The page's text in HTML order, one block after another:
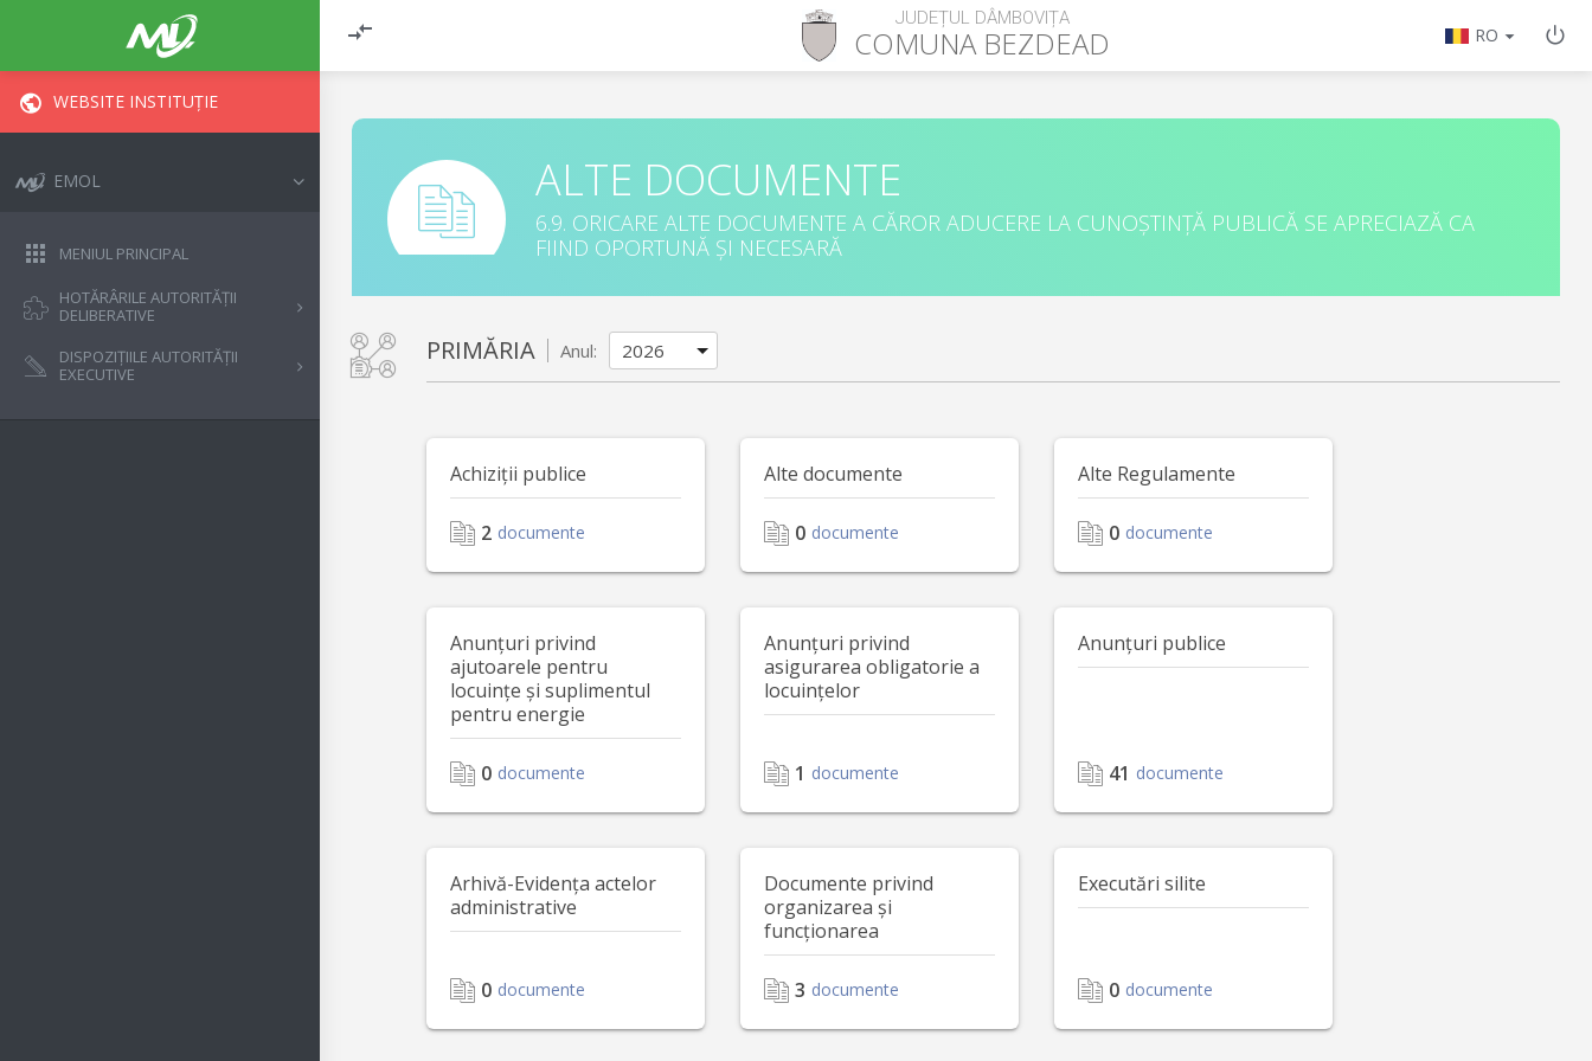
JUDEȚUL DÂMBOVIȚA
COMUNA BEZDEAD RO
WEBSITE INSTITUȚIE
EMOL
MENIUL PRINCIPAL
HOTĂRÂRILE AUTORITĂȚII
DELIBERATIVE
DISPOZIȚIILE AUTORITĂȚII
EXECUTIVE
ALTE DOCUMENTE
6.9. ORICARE ALTE DOCUMENTE A CĂROR ADUCERE LA CUNOȘTINȚĂ PUBLICĂ SE APRECIAZĂ CA
FIIND OPORTUNĂ ȘI NECESARĂ
PRIMĂRIA Anul:
Achiziții publice
2 documente
Alte documente
0 documente
Alte Regulamente
0 documente
Anunțuri privind
ajutoarele pentru
locuințe și suplimentul
pentru energie
0 documente
Anunțuri privind
asigurarea obligatorie a
locuințelor
1 documente
Anunțuri publice
41 documente
Arhivă-Evidența actelor
administrative
0 documente
Documente privind
organizarea și
funcționarea
3 documente
Executări silite
0 documente